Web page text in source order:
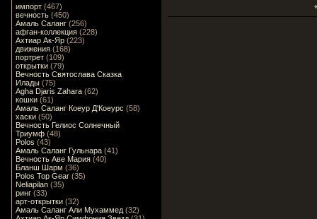
импорт (467)
вечность (450)
Амаль Саланг (256)
афган-коллекция (228)
Ахтиар Ак-Яр (223)
движения (168)
портрет (109)
открытки (79)
Вечность Святослава Сказка
Илады (75)
Agha Djaris Zahara (62)
кошки (61)
Амаль Саланг Коеур Д'Коеурс (58)
хаски (50)
Вечность Гелиос Солнечный
Триумф (48)
Polos (43)
Амаль Саланг Гульнара (41)
Вечность Аве Мария (40)
Бланш Шарм (36)
Polos Top Gear (35)
Neliapilan (35)
ринг (33)
арт-открытки (32)
Амаль Саланг Али Мухаммед (32)